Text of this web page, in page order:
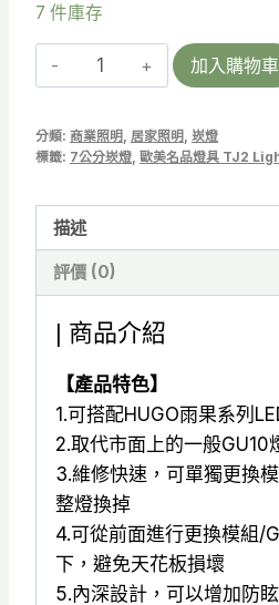
7 件庫存
【燈
殼】
高
崁
燈
Φ7
公
分
易
拆
換
前
置
光
源
可
加入購物車
分類: 商業照明 , 居家照明 , 崁燈
標籤: 7公分崁燈, 歐美名品燈具 TJ2
描述
評價 (0)
| 商品介紹
【產品特色】
1.可搭配HUGO雨果系列
2.取代市面上的一般GU10
3.維修快速，可單獨更換
整燈換掉
4.可從前面進行更換模組/
下，避免天花板損壞
5.內深設計，可以增加防